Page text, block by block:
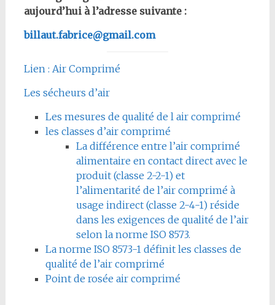
aujourd’hui à l’adresse suivante :
billaut.fabrice@gmail.com
Lien : Air Comprimé
Les sécheurs d’air
Les mesures de qualité de l air comprimé
les classes d’air comprimé
La différence entre l’air comprimé
alimentaire en contact direct avec le
produit (classe 2-2-1) et
l’alimentarité de l’air comprimé à
usage indirect (classe 2-4-1) réside
dans les exigences de qualité de l’air
selon la norme ISO 8573.
La norme ISO 8573-1 définit les classes de
qualité de l’air comprimé
Point de rosée air comprimé